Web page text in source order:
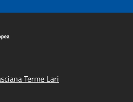
Terme Lari